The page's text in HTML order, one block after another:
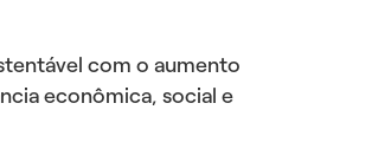
com o aumento
econômica, social e